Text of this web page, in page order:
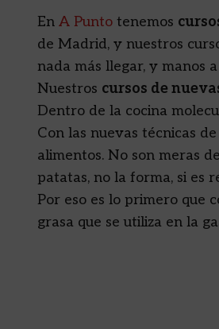
En A Punto tenemos
de Madrid, y nuestros
nada más llegar, y manos
Nuestros cursos de
Dentro de la cocina
Con las nuevas técnicas
alimentos. No son meras
patatas, no la forma, si es
Por eso es lo primero que
grasa que se utiliza en la